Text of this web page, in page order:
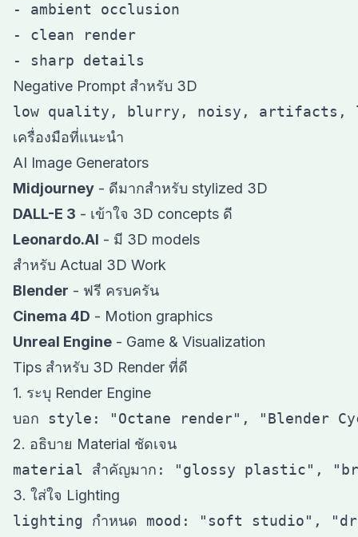
- ambient occlusion
- clean render
Negative Prompt สำหรับ 3D
เครื่องมือที่แนะนำ
AI Image Generators
Midjourney - ดีมากสำหรับ stylized 3D
DALL-E 3 - เข้าใจ 3D concepts ดี
Leonardo.AI - มี 3D models
สำหรับ Actual 3D Work
Blender - ฟรี ครบครัน
Cinema 4D - Motion graphics
Unreal Engine - Game & Visualization
Tips สำหรับ 3D Render ที่ดี
1. ระบุ Render Engine
2. อธิบาย Material ชัดเจน
3. ใส่ใจ Lighting